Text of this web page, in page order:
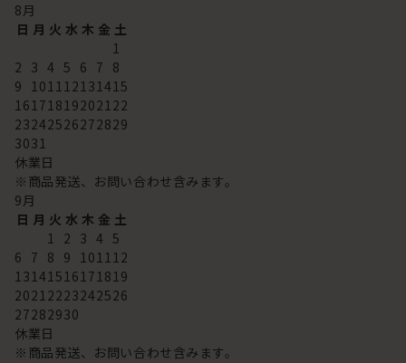
8月
日 月 火 水 木 金 土
1
2 3 4 5 6 7 8
9 101112131415
16171819202122
23242526272829
3031
休業日
※商品発送、お問い合わせ含みます。
9月
日 月 火 水 木 金 土
1 2 3 4 5
6 7 8 9 101112
13141516171819
20212223242526
27282930
休業日
※商品発送、お問い合わせ含みます。